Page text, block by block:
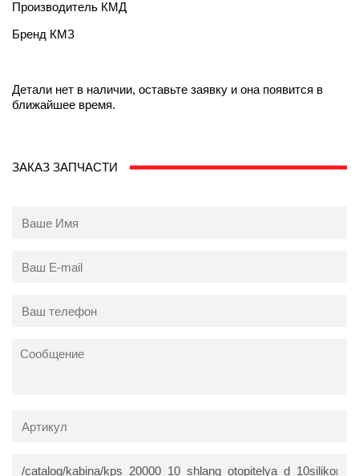
Производитель КМД
Бренд КМЗ
Детали нет в наличии, оставьте заявку и она появится в
ближайшее время.
ЗАКАЗ ЗАПЧАСТИ